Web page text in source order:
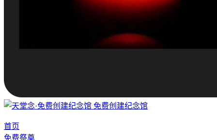
免费创建纪念馆
首页
免费祭奠